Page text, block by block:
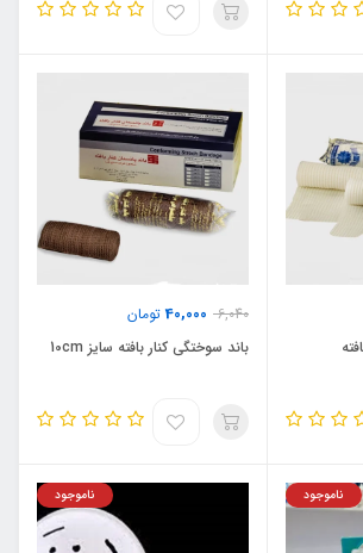
6,040
40,000تومان
باند سوختگی کنار بافته سایز 10cm
ناموجود ناموجود